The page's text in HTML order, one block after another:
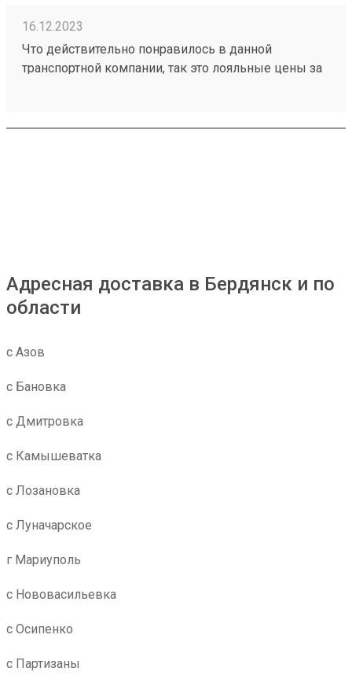
16.12.2023
Что действительно понравилось в данной
транспортной компании, так это лояльные цены за
к получателям грузов. Чего действительно не
Адресная доставка в Бердянск и по
области
с Азов
с Бановка
с Дмитровка
с Камышеватка
с Лозановка
с Луначарское
г Мариуполь
с Нововасильевка
с Осипенко
с Партизаны